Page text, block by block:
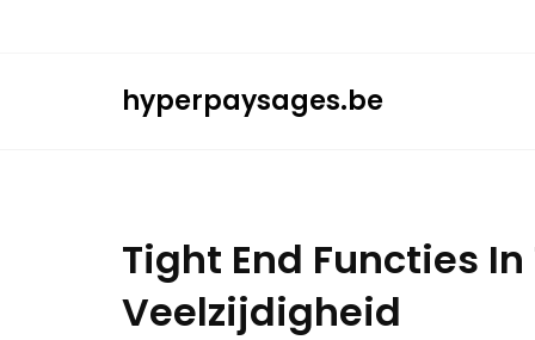
hyperpaysages.be
Tight End Functies
Veelzijdigheid